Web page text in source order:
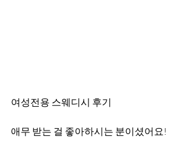
여성전용 스웨디시 후기
애무 받는 걸 좋아하시는 분이셨어요!